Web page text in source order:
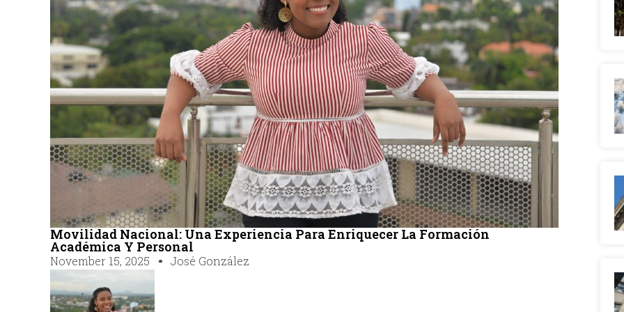
Movilidad Nacional: Una Experiencia Para Enriquecer La Formación
Académica Y Personal
November 15, 2025 José González